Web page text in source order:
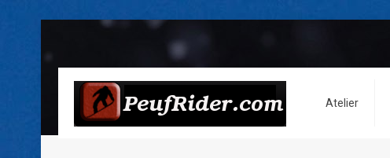
Atelier